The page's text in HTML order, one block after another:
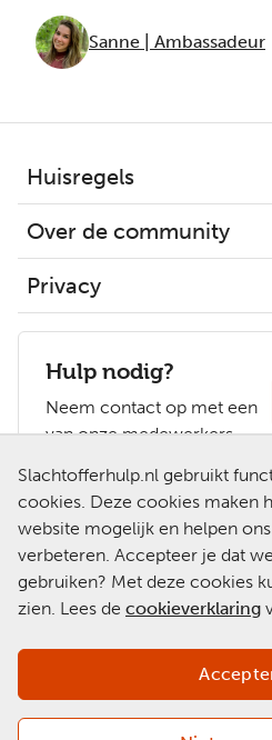
Slachtofferhulp.nl gebruikt
cookies. Deze cookies maken
website mogelijk en helpen
verbeteren. Accepteer je dat
gebruiken? Met deze cookies
zien. Lees de cookieverklaring
Sanne | Ambassadeur
Huisregels
Over de community
Privacy
Hulp nodig?
Neem contact op met een
van onze medewerkers.